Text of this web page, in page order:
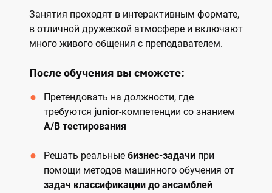
Занятия проходят в интерактивным формате,
в отличной дружеской атмосфере и включают
много живого общения с преподавателем.
После обучения вы сможете:
Претендовать на должности, где
требуются junior-компетенции со знанием
A/B тестирования
Решать реальные бизнес-задачи при
помощи методов машинного обучения от
задач классификации до ансамблей